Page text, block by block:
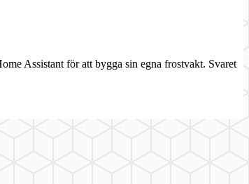
Assistant för att bygga sin egna frostvakt. Svaret